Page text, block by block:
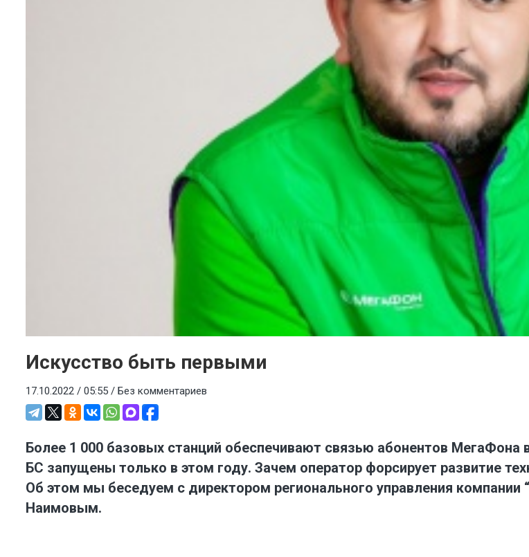
Искусство быть первыми
17.10.2022 / 05:55 / Без комментариев
Более 1 000 базовых станций обеспечивают связью абонентов
БС запущены только в этом году. Зачем оператор форсирует развитие
Об этом мы беседуем с директором регионального управления
Наимовым.